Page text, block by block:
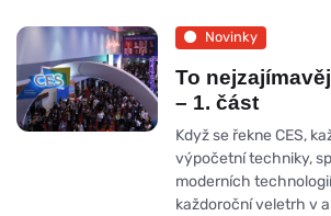
Novinky
To
– 1. část
Když se řekne CES,
výpočetní techniky,
moderních
každoroční veletrh v